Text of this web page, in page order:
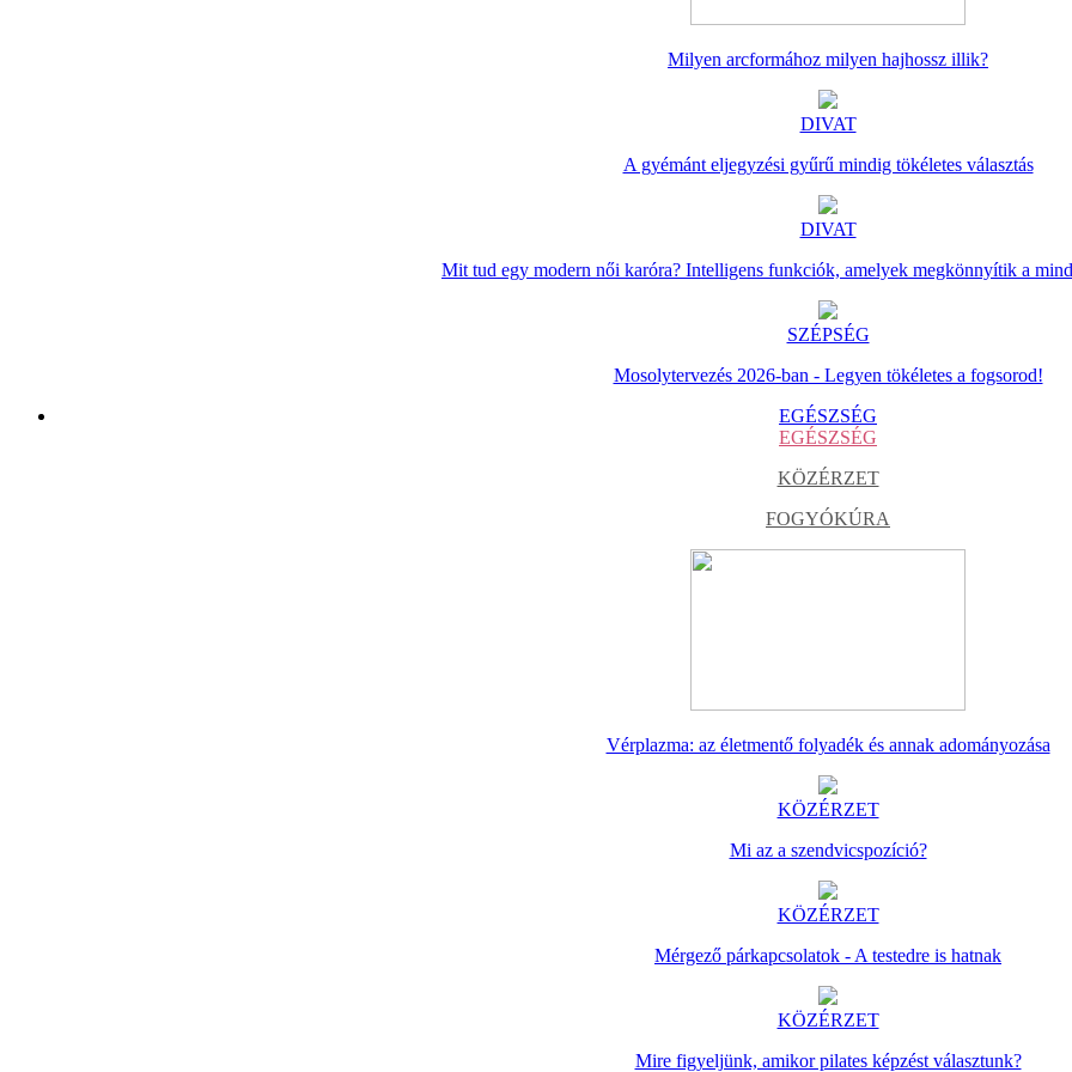
Milyen arcformához milyen hajhossz illik?
DIVAT
A gyémánt eljegyzési gyűrű mindig tökéletes választás
DIVAT
Mit tud egy modern női karóra? Intelligens funkciók, amelyek megkönnyítik a
SZÉPSÉG
Mosolytervezés 2026-ban - Legyen tökéletes a fogsorod!
EGÉSZSÉG
EGÉSZSÉG
KÖZÉRZET
FOGYÓKÚRA
Vérplazma: az életmentő folyadék és annak adományozása
KÖZÉRZET
Mi az a szendvicspozíció?
KÖZÉRZET
Mérgező párkapcsolatok - A testedre is hatnak
KÖZÉRZET
Mire figyeljünk, amikor pilates képzést választunk?